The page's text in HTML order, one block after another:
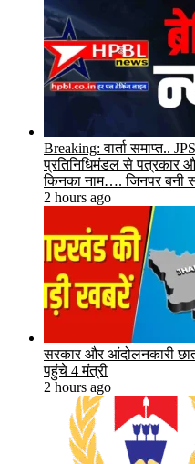
Breaking: वार्ता समाप्त..
प्रतिनिधिमंडल से पत्रकार
किनका नाम…. जिनपर बनी
2 hours ago
सरकार और आंदोलनकारी
पहुंचे 4 मंत्री
2 hours ago